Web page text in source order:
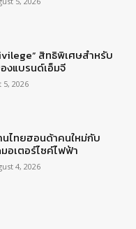
สิทธิพิเศษสำหรับ
งแบรนด์เอ็มจี
5, 2026
ไทยฮอนด้าคนใหม่กับ
อเตอร์ไซค์ไฟฟ้า
4, 2026